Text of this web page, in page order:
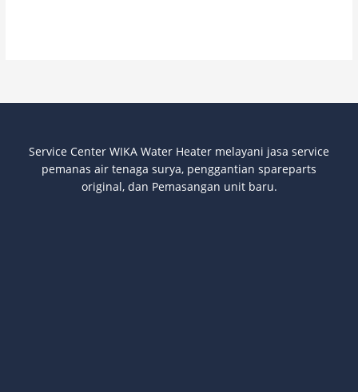
Service Center WIKA Water Heater melayani jasa service
pemanas air tenaga surya, penggantian spareparts
original, dan Pemasangan unit baru.